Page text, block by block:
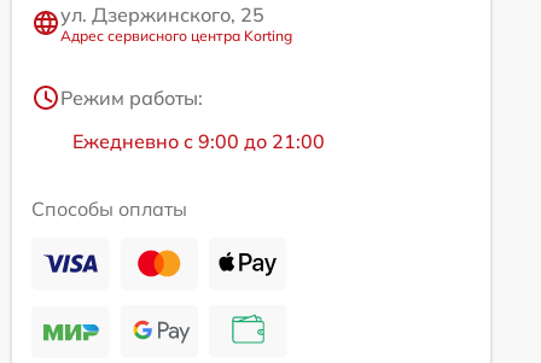
ул. Дзержинского, 25
Адрес сервисного центра Korting
Режим работы:
Ежедневно с 9:00 до 21:00
Способы оплаты